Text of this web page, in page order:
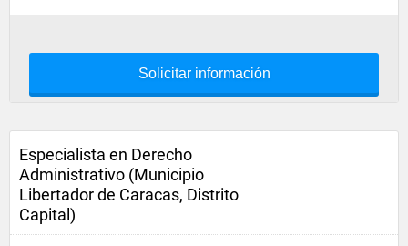
Solicitar información
Especialista en Derecho
Administrativo (Municipio
Libertador de Caracas, Distrito
Capital)